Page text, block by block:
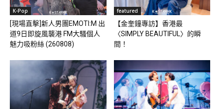
K-Pop
[現場直擊]新人男團EMOTI:M 出
道9日即旋風襲港 FM大騷個人
魅力吸粉絲 (260808)
featured
【金奎鐘專訪】香港最
〈SIMPLY BEAUTIFUL〉的瞬
間！